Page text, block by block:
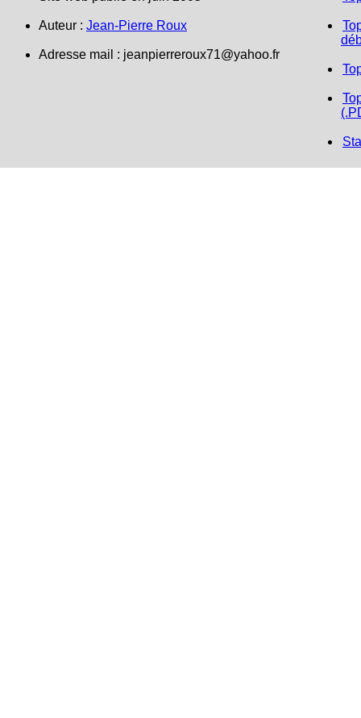
Auteur : Jean-Pierre Roux
Adresse mail : jeanpierreroux71@yahoo.fr